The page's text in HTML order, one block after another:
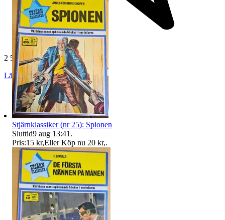
2 505 omdömen
Läs omdömen Följ
Stjärnklassiker (nr 25): Spionen
Sluttid9 aug 13:41 .
Pris:15 kr,Eller Köp nu 20 kr,.